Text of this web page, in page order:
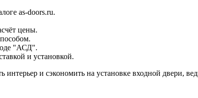
as-doors.ru.
цены.
"АСД".
и установкой.
интерьер и сэкономить на установке входной двери,